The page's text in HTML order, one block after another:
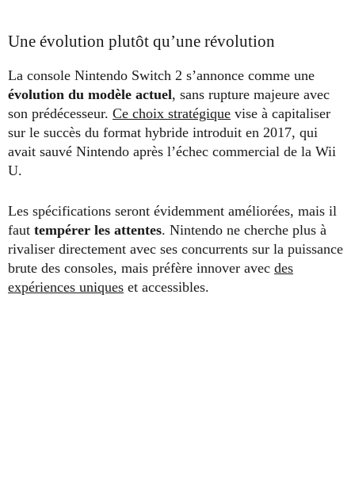
Une évolution plutôt qu’une révolution
La console Nintendo Switch 2 s’annonce comme une
évolution du modèle actuel, sans rupture majeure avec
son prédécesseur. Ce choix stratégique vise à capitaliser
sur le succès du format hybride introduit en 2017, qui
avait sauvé Nintendo après l’échec commercial de la Wii
U.
Les spécifications seront évidemment améliorées, mais il
faut tempérer les attentes. Nintendo ne cherche plus à
rivaliser directement avec ses concurrents sur la puissance
brute des consoles, mais préfère innover avec des
expériences uniques et accessibles.